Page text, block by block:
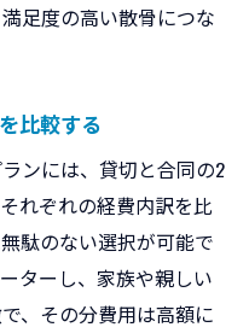
足度の高い散骨につな
比較する
ンには、貸切と合同の2
れぞれの経費内訳を比
駄のない選択が可能で
ターし、家族や親しい
、その分費用は高額に